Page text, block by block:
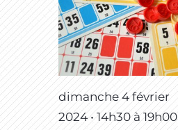
dimanche 4 février
2024 • 14h30à 19h00